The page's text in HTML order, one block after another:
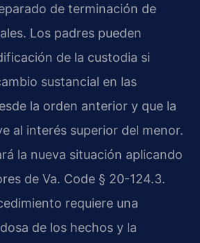
de terminación de
Los padres pueden
de la custodia si
sustancial en las
la orden anterior y que la
al interés superior del menor.
la nueva situación aplicando
de Va. Code § 20-124.3.
requiere una
de los hechos y la